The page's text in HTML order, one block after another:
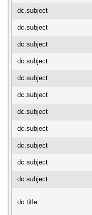
dc.subject
dc.subject
dc.subject
dc.subject
dc.subject
dc.subject
dc.subject
dc.subject
dc.subject
dc.subject
dc.subject
dc.title